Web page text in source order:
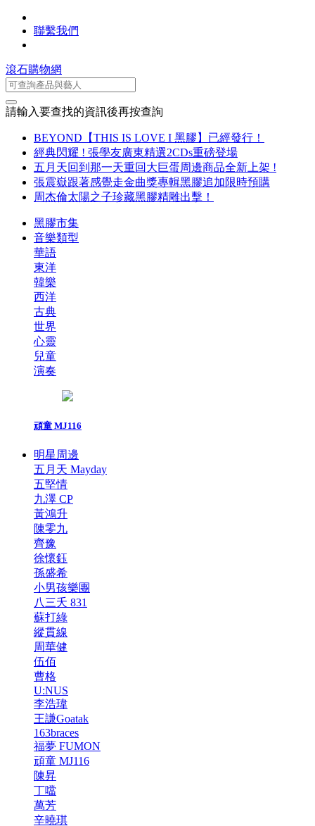
聯繫我們
滾石購物網
請輸入要查找的資訊後再按查詢
BEYOND【THIS IS LOVE I 黑膠】已經發行！
經典閃耀 ! 張學友廣東精選2CDs重磅登場
五月天回到那一天重回大巨蛋周邊商品全新上架 !
張震嶽跟著感覺走金曲獎專輯黑膠追加限時預購
周杰倫太陽之子珍藏黑膠精雕出擊！
黑膠市集
音樂類型
華語
東洋
韓樂
西洋
古典
世界
心靈
兒童
演奏
頑童 MJ116
明星周邊
五月天 Mayday
五堅情
九澤 CP
黃鴻升
陳零九
齊豫
徐懷鈺
孫盛希
小男孩樂團
八三夭 831
蘇打綠
縱貫線
周華健
伍佰
曹格
U:NUS
李浩瑋
王謙Goatak
163braces
福夢 FUMON
頑童 MJ116
陳昇
丁噹
萬芳
辛曉琪